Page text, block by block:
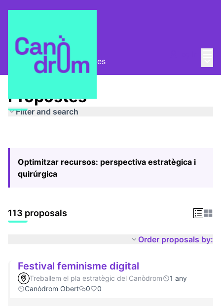
Pla Estratègic Propostes
Propostes
Filter and search
Optimitzar recursos: perspectiva estratègica i
quirúrgica
113 proposals
Order proposals by:
Festival feminisme digital
Treballem el pla estratègic del Canòdrom
1 any
Canòdrom Obert
0 0